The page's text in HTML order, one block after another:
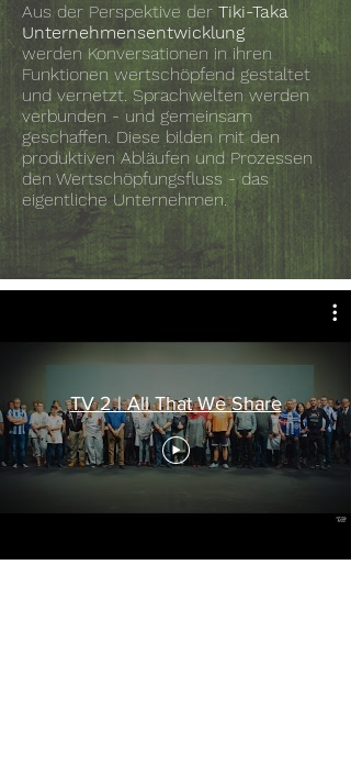
Aus der Perspektive der Tiki-Taka
Unternehmensentwicklung
werden Konversationen in ihren
Funktionen wertschöpfend gestaltet
und vernetzt. Sprachwelten werden
verbunden - und gemeinsam
geschaffen. Diese bilden mit den
produktiven Abläufen und Prozessen
den Wertschöpfungsfluss - das
eigentliche Unternehmen.
TV 2 | All That We Share